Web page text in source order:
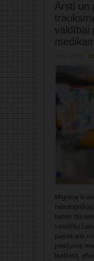
Ārsti un
valdībai
Migrēna ir
tomēr tās
veselību
pietiekami
piekļuves
budžeta,